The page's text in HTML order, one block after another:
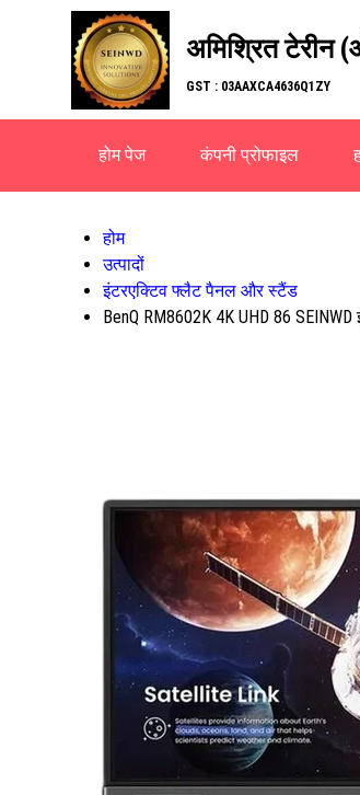
अमिश्रित टेरीन
GST : 03AAXCA4636Q1ZY
होम पेज कंपनी प्रोफाइल
होम
उत्पादों
इंटरएक्टिव फ्लैट पैनल और स्टैंड
BenQ RM8602K 4K UHD 86